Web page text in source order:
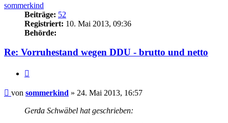
sommerkind
Beiträge: 52
Registriert: 10. Mai 2013, 09:36
Behörde:
Re: Vorruhestand wegen DDU - brutto und netto
Beitrag
von sommerkind » 24. Mai 2013, 16:57
Gerda Schwäbel hat geschrieben: